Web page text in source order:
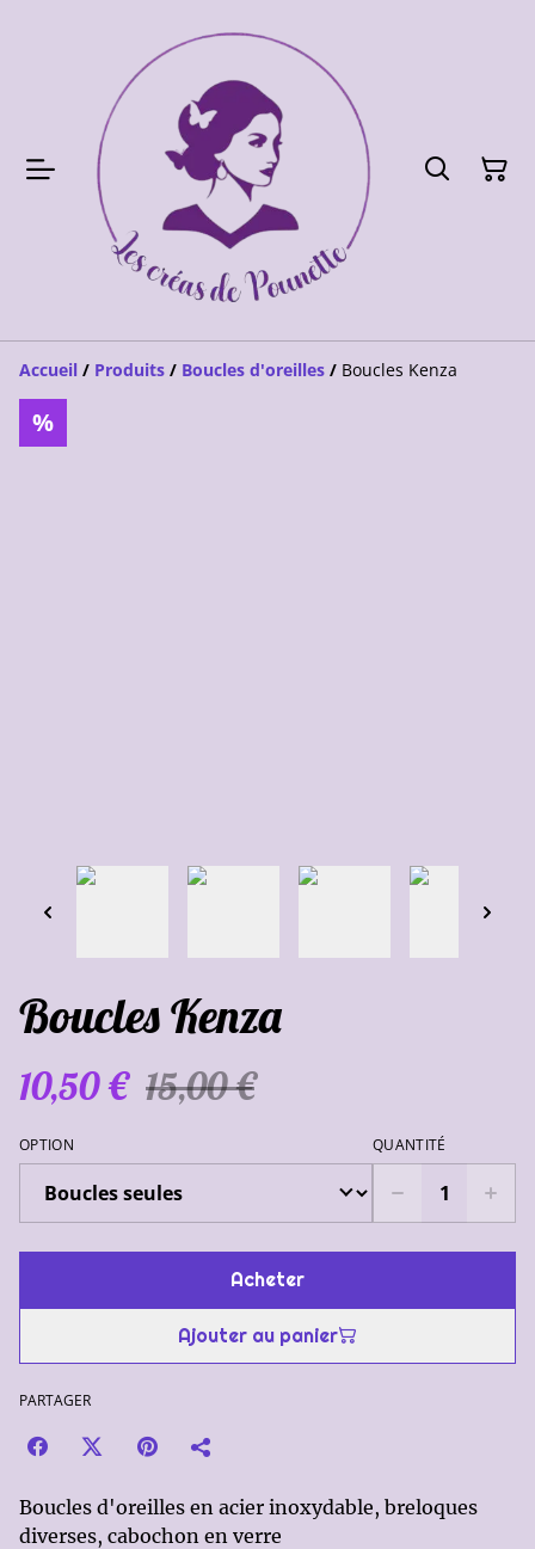
Accueil / Produits / Boucles d'oreilles / Boucles Kenza
%
Boucles Kenza
10,50 € 15,00 €
OPTION QUANTITÉ
Acheter
Ajouter au panier
PARTAGER
Boucles d'oreilles en acier inoxydable, breloques
diverses, cabochon en verre